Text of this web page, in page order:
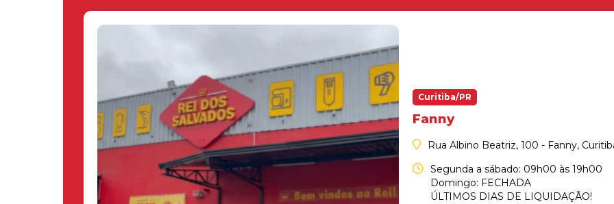
Curitiba/PR
Fanny
Rua Albino Beatriz, 100 - Fanny,
Segunda a sábado: 09h00 às 19h00
Domingo: FECHADA
ÚLTIMOS DIAS DE LIQUIDAÇÃO!